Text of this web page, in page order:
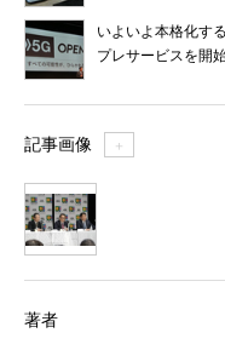
いよいよ本格化す
プレサービスを開
記事画像 ＋
著者